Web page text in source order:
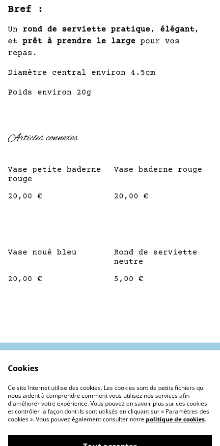
Bref :
Un rond de serviette pratique, élégant,
et prêt à prendre le large pour vos
repas.
Diamètre central environ 4.5cm
Poids environ 20g
Articles connexes
Vase petite baderne
rouge
20,00 €
Vase baderne rouge
20,00 €
Vase noué bleu
20,00 €
Rond de serviette
neutre
5,00 €
Contactez-nous
confidentialité
cookies
Cookies
Ce site Internet utilise des cookies. Les cookies sont de petits fichiers qui
nous aident à comprendre comment vous utilisez nos services afin
d'améliorer votre expérience. Vous pouvez en savoir plus sur ces cookies
et contrôler la façon dont ils sont utilisés en cliquant sur « Paramètres des
cookies ». Vous pouvez également consulter notre politique de cookies.